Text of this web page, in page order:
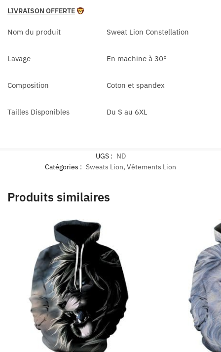
LIVRAISON OFFERTE
Nom du produit Sweat Lion Constellation
Lavage En machine à 30°
Composition Coton et spandex
Tailles Disponibles Du S au 6XL
UGS : ND
Catégories : Sweats Lion, Vêtements Lion
Produits similaires